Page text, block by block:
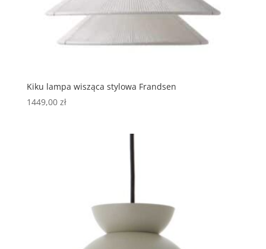
Kiku lampa wisząca stylowa Frandsen
1449,00 zł